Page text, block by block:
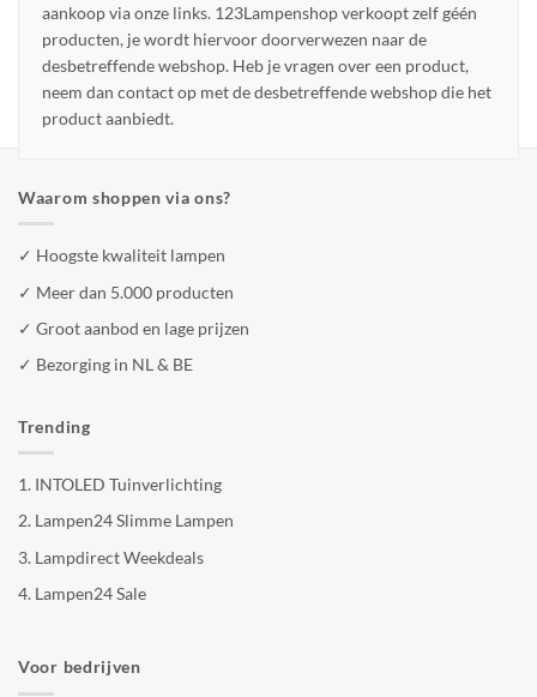
aankoop via onze links. 123Lampenshop verkoopt zelf géén
producten, je wordt hiervoor doorverwezen naar de
desbetreffende webshop. Heb je vragen over een product,
neem dan contact op met de desbetreffende webshop die het
product aanbiedt.
Waarom shoppen via ons?
✓ Hoogste kwaliteit lampen
✓ Meer dan 5.000 producten
✓ Groot aanbod en lage prijzen
✓ Bezorging in NL & BE
Trending
1. INTOLED Tuinverlichting
2. Lampen24 Slimme Lampen
3. Lampdirect Weekdeals
4. Lampen24 Sale
Voor bedrijven